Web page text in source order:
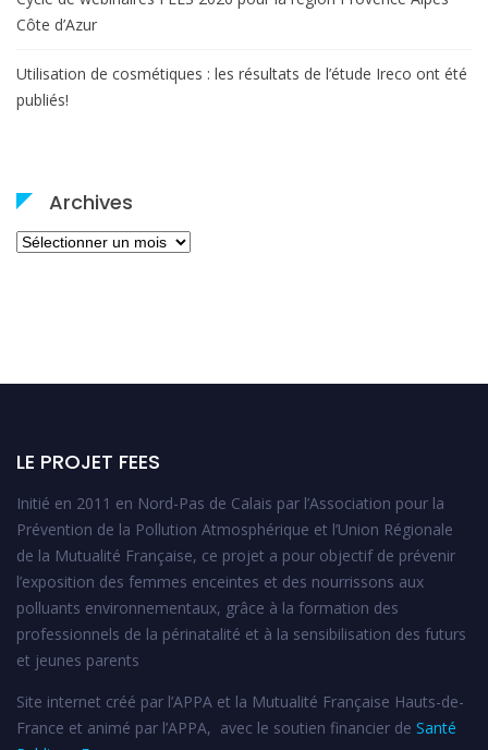
Côte d’Azur
Utilisation de cosmétiques : les résultats de l’étude Ireco ont été
publiés!
Archives
Archives
LE PROJET FEES
Initié en 2011 en Nord-Pas de Calais par l’Association pour la
Prévention de la Pollution Atmosphérique et l’Union Régionale
de la Mutualité Française, ce projet a pour objectif de prévenir
l’exposition des femmes enceintes et des nourrissons aux
polluants environnementaux, grâce à la formation des
professionnels de la périnatalité et à la sensibilisation des futurs
et jeunes parents
Site internet créé par l’APPA et la Mutualité Française Hauts-de-
France et animé par l’APPA, avec le soutien financier de Santé